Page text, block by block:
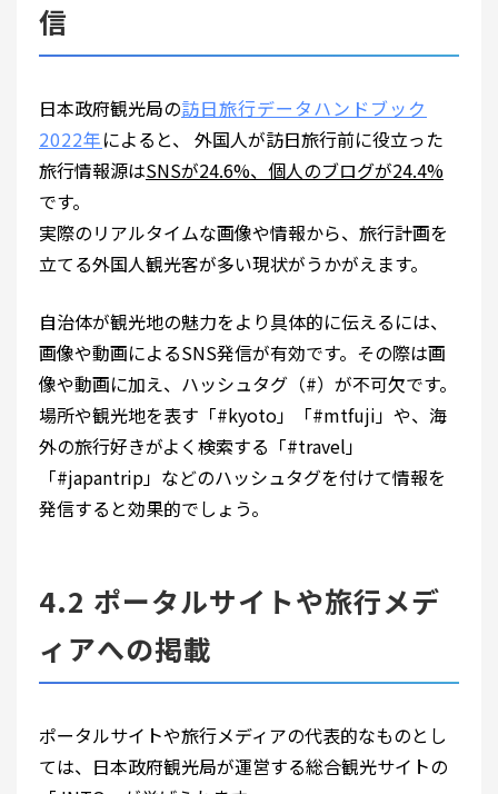
信
日本政府観光局の訪日旅行データハンドブック
2022年によると、 外国人が訪日旅行前に役立った
旅行情報源はSNSが24.6%、個人のブログが24.4%
です。
実際のリアルタイムな画像や情報から、旅行計画を
立てる外国人観光客が多い現状がうかがえます。
自治体が観光地の魅力をより具体的に伝えるには、
画像や動画によるSNS発信が有効です。その際は画
像や動画に加え、ハッシュタグ（#）が不可欠です。
場所や観光地を表す「#kyoto」「#mtfuji」や、海
外の旅行好きがよく検索する「#travel」
「#japantrip」などのハッシュタグを付けて情報を
発信すると効果的でしょう。
4.2 ポータルサイトや旅行メデ
ィアへの掲載
ポータルサイトや旅行メディアの代表的なものとし
ては、日本政府観光局が運営する総合観光サイトの